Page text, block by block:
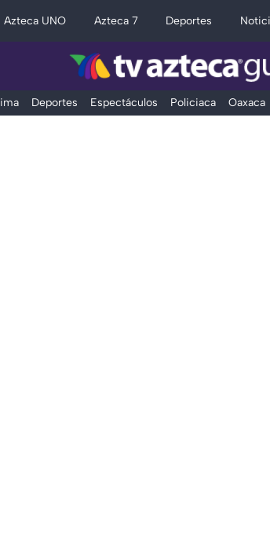
Azteca UNO Azteca 7 Deportes
Deportes Espectáculos Policiaca Oaxaca